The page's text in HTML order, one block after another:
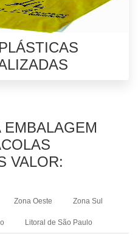
VALOR:
Zona Oeste Zona Sul
Litoral de São Paulo